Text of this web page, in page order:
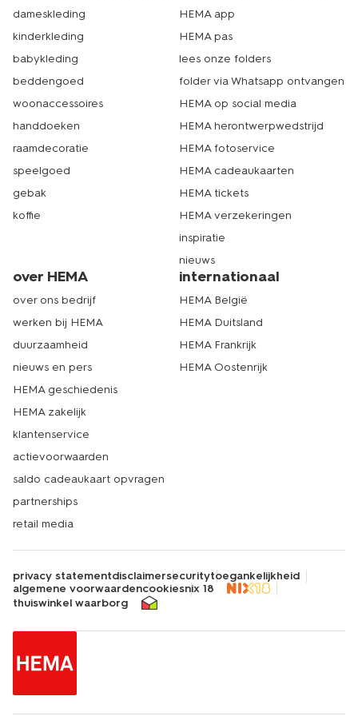
dameskleding
kinderkleding
babykleding
beddengoed
woonaccessoires
handdoeken
raamdecoratie
speelgoed
gebak
koffie
HEMA app
HEMA pas
lees onze folders
folder via Whatsapp ontvangen
HEMA op social media
HEMA herontwerpwedstrijd
HEMA fotoservice
HEMA cadeaukaarten
HEMA tickets
HEMA verzekeringen
inspiratie
nieuws
over HEMA
over ons bedrijf
werken bij HEMA
duurzaamheid
nieuws en pers
HEMA geschiedenis
HEMA zakelijk
klantenservice
actievoorwaarden
saldo cadeaukaart opvragen
partnerships
retail media
internationaal
HEMA België
HEMA Duitsland
HEMA Frankrijk
HEMA Oostenrijk
privacy statementdisclaimersecuritytoegankelijkheid
algemene voorwaardencookiesnix 18
thuiswinkel waarborg